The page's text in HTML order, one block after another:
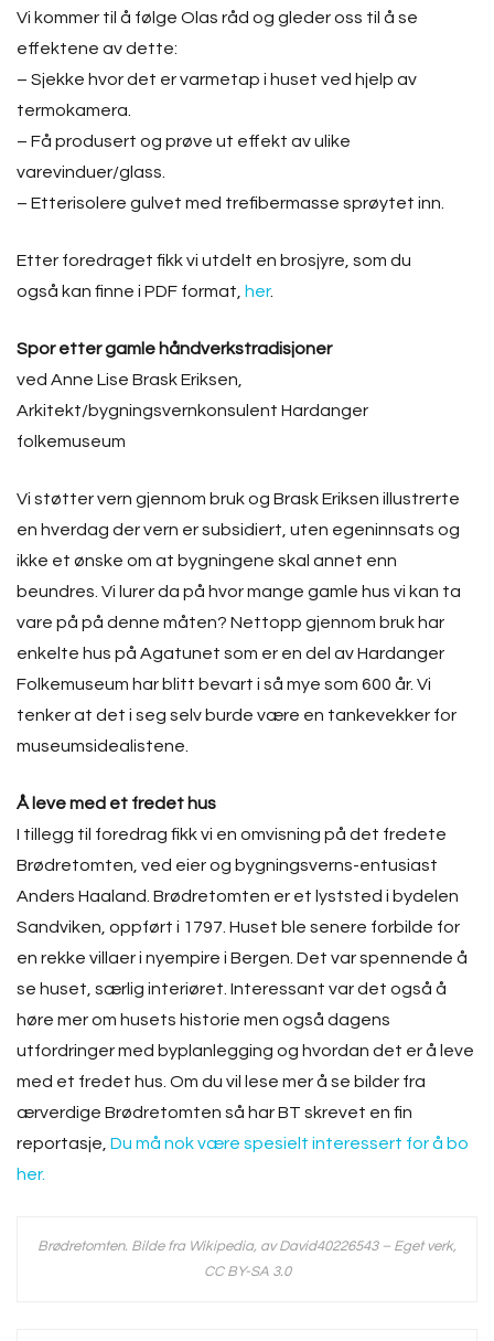
Vi kommer til å følge Olas råd og gleder oss til å se
effektene av dette:
– Sjekke hvor det er varmetap i huset ved hjelp av
termokamera.
– Få produsert og prøve ut effekt av ulike
varevinduer/glass.
– Etterisolere gulvet med trefibermasse sprøytet inn.
Etter foredraget fikk vi utdelt en brosjyre, som du
også kan finne i PDF format,
her.
Spor etter gamle håndverkstradisjoner
ved Anne Lise Brask Eriksen,
Arkitekt/bygningsvernkonsulent Hardanger
folkemuseum
Vi støtter vern gjennom bruk og Brask Eriksen illustrerte
en hverdag der vern er subsidiert, uten egeninnsats og
ikke et ønske om at bygningene skal annet enn
beundres. Vi lurer da på hvor mange gamle hus vi kan ta
vare på på denne måten? Nettopp gjennom bruk har
enkelte hus på Agatunet som er en del av Hardanger
Folkemuseum har blitt bevart i så mye som 600 år. Vi
tenker at det i seg selv burde være en tankevekker for
museumsidealistene.
Å leve med et fredet hus
I tillegg til foredrag fikk vi en omvisning på det fredete
Brødretomten, ved eier og bygningsverns-entusiast
Anders Haaland. Brødretomten er et lyststed i bydelen
Sandviken, oppført i 1797. Huset ble senere forbilde for
en rekke villaer i nyempire i Bergen. Det var spennende å
se huset, særlig interiøret. Interessant var det også å
høre mer om husets historie men også dagens
utfordringer med byplanlegging og hvordan det er å leve
med et fredet hus. Om du vil lese mer å se bilder fra
ærverdige Brødretomten så har BT skrevet en fin
reportasje, Du må nok være spesielt interessert for å bo
her.
Brødretomten. Bilde fra Wikipedia, av David40226543 – Eget verk,
CC BY-SA 3.0